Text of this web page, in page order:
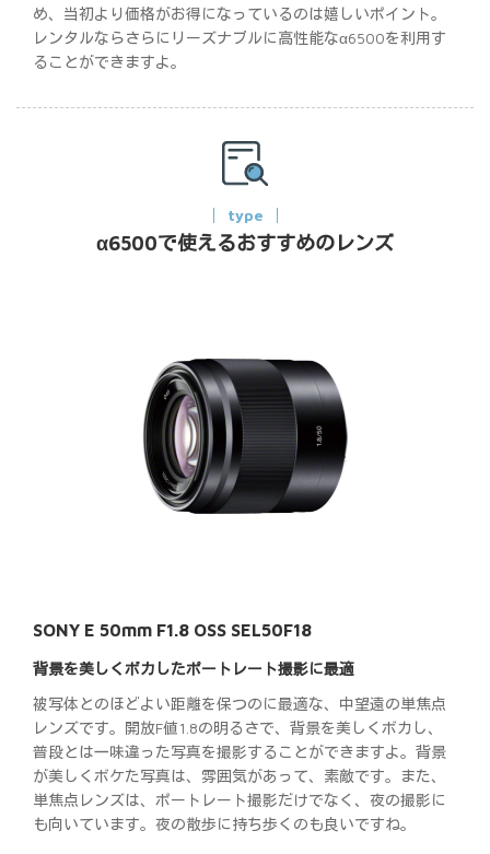
め、当初より価格がお得になっているのは嬉しいポイント。
レンタルならさらにリーズナブルに高性能なα6500を利用す
ることができますよ。
type
α6500で使えるおすすめのレンズ
SONY E 50mm F1.8 OSS SEL50F18
背景を美しくボカしたポートレート撮影に最適
被写体とのほどよい距離を保つのに最適な、中望遠の単焦点
レンズです。開放F値1.8の明るさで、背景を美しくボカし、
普段とは一味違った写真を撮影することができますよ。背景
が美しくボケた写真は、雰囲気があって、素敵です。また、
単焦点レンズは、ポートレート撮影だけでなく、夜の撮影に
も向いています。夜の散歩に持ち歩くのも良いですね。